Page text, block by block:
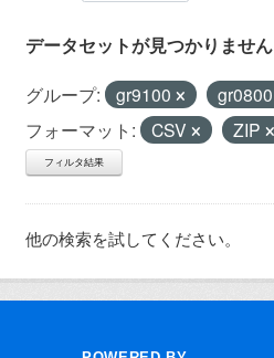
データセットが見つかりません
グループ: gr9100
gr0800
フォーマット:
CSV ZIP
フィルタ結果
他の検索を試してください。